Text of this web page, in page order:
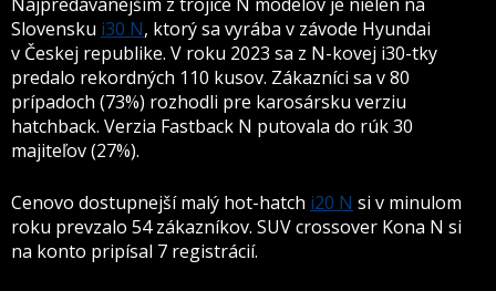
Slovensku i30 N, ktorý sa vyrába v závode Hyundai
v Českej republike. V roku 2023 sa z N-kovej i30-tky
predalo rekordných 110 kusov. Zákazníci sa v 80
prípadoch (73%) rozhodli pre karosársku verziu
hatchback. Verzia Fastback N putovala do rúk 30
majiteľov (27%).
Cenovo dostupnejší malý hot-hatch i20 N si v minulom
roku prevzalo 54 zákazníkov. SUV crossover Kona N si
na konto pripísal 7 registrácií.